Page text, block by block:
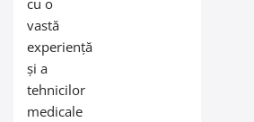
cu o
vastă
experiență
și a
tehnicilor
medicale